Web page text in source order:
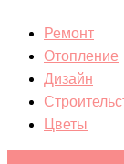
Ремонт
Отопление
Дизайн
Цветы